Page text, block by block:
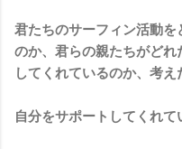
君たちのサーフィン活動
のか、君らの親たちがど
してくれているのか、考え
自分をサポートしてくれて